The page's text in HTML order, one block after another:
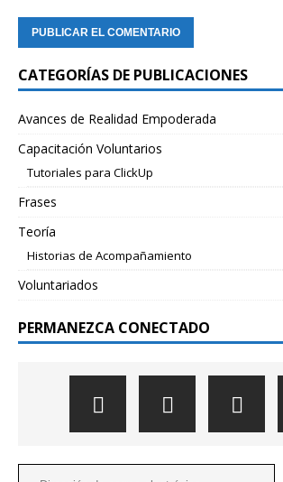
CATEGORÍAS DE PUBLICACIONES
Avances de Realidad Empoderada
Capacitación Voluntarios
Tutoriales para ClickUp
Frases
Teoría
Historias de Acompañamiento
Voluntariados
PERMANEZCA CONECTADO